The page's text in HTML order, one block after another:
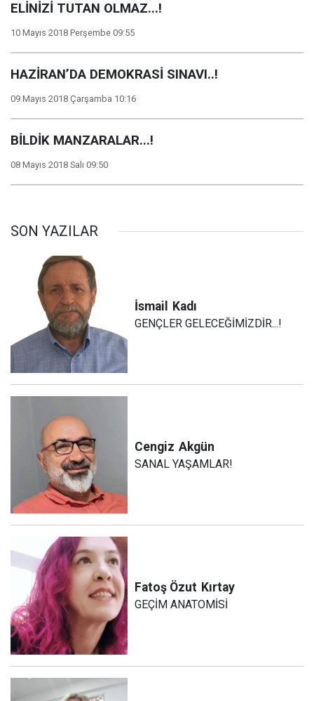
ELİNİZİ TUTAN OLMAZ...!
10 Mayıs 2018 Perşembe 09:55
HAZİRAN’DA DEMOKRASİ SINAVI..!
09 Mayıs 2018 Çarşamba 10:16
BİLDİK MANZARALAR...!
08 Mayıs 2018 Salı 09:50
SON YAZILAR
İsmail Kadı
GENÇLER GELECEĞİMİZDİR...!
Cengiz Akgün
SANAL YAŞAMLAR!
Fatoş Özut Kırtay
GEÇİM ANATOMİSİ